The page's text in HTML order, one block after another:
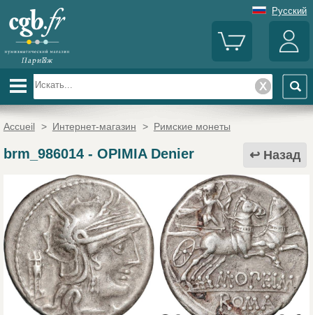
Русский
Accueil > Интернет-магазин > Римские монеты
Назад
brm_986014- OPIMIA Denier